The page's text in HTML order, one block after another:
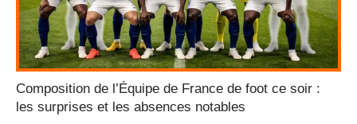
Composition de l’Équipe de France de foot ce soir :
les surprises et les absences notables